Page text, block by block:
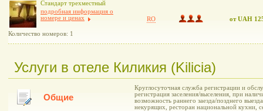
Стандарт трехместный
подробная информация о
номере и ценах
Количество номеров: 1
RO от UAH
Услуги в отеле Киликия (Kilicia)
Общие
Круглосуточная служба регистрации и
регистрация заселения/выселения, при
возможность раннего заезда/позднего
некурящих, ресторан национальной кухни,